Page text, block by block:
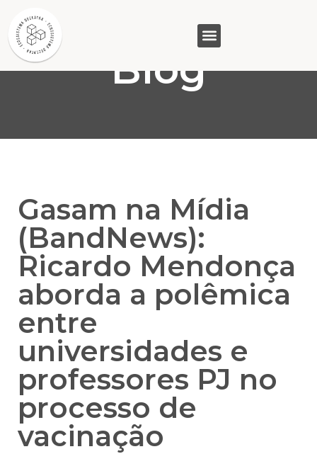
Blog
Gasam na Mídia
(BandNews):
Ricardo Mendonça
aborda a polêmica
entre
universidades e
professores PJ no
processo de
vacinação